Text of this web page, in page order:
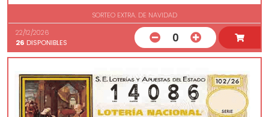
SORTEO EXTRA. DE NAVIDAD
22/12/2026
26 DISPONIBLES 0